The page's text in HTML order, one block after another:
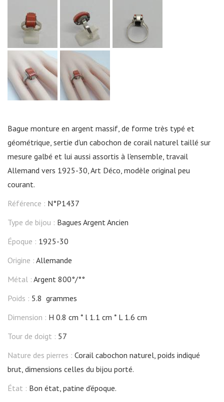
Bague monture en argent massif, de forme très typé et
géométrique, sertie d'un cabochon de corail naturel taillé sur
mesure galbé et lui aussi assortis à l'ensemble, travail
Allemand vers 1925-30, Art Déco, modèle original peu
courant.
Référence : N°P1437
Type de bijou : Bagues Argent Ancien
Époque : 1925-30
Origine : Allemande
Métal : Argent 800°/°°
Poids : 5.8 grammes
Dimension : H 0.8 cm l 1.1 cm
L 1.6 cm
Tour de doigt : 57
Nature des pierres : Corail cabochon naturel, poids indiqué
brut, dimensions celles du bijou porté.
État : Bon état, patine d'époque.